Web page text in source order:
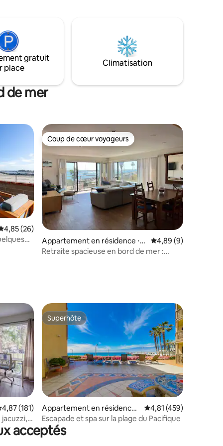
et
degrés, un barbecue au gaz, une piscine
privée sécurisée et un spa, une douche
de plage à eau chaude et une sécurité
gratuit
place
Climatisation
de mer
: 4,89 sur 5
moyenne sur la base de 26 commentaires : 4,85 sur 5
4,85 (26)
Coup de cœur voyageurs
Coup de cœur voyageurs
Appartement en résidence ⋅
Mission Beach
Évaluation moyenne
4,89 (9)
Retraite spacieuse en bord de mer :
: 4,78 sur 5
moyenne sur la base de 181 commentaires : 4,87 sur 5
4,87 (181)
Superhôte
Superhôte
Appartement en résidence ⋅
Pacific Beach
Évaluation moyenne
4,81 (459)
Escapade et spa sur la plage du Pacifique
acceptés